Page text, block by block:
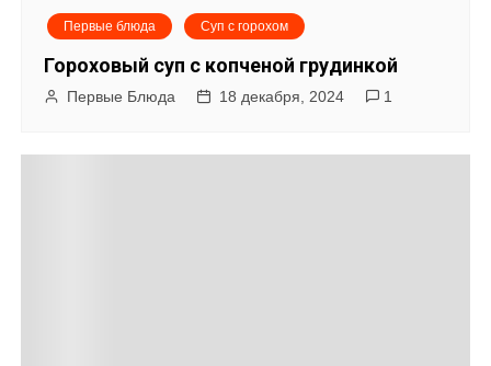
Первые блюда Суп с горохом
Гороховый суп с копченой грудинкой
Первые Блюда 18 декабря, 2024 1